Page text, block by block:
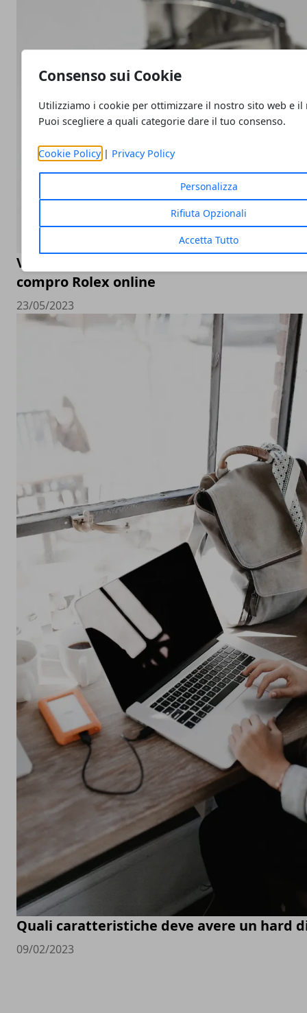
Consenso sui Cookie
Utilizziamo i cookie per ottimizzare il nostro sito web e il
Puoi scegliere a quali categorie dare il tuo consenso.
Cookie Policy| Privacy Policy
Personalizza
Rifiuta Opzionali
Accetta Tutto
Valutazione orologi Rolex online, come
compro Rolex online
23/05/2023
Quali caratteristiche deve avere un hard
09/02/2023